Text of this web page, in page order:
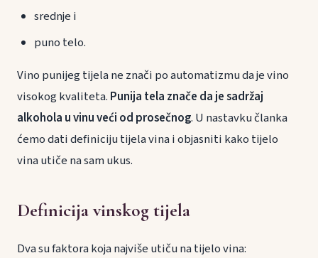
srednje i
puno telo.
Vino punijeg tijela ne znači po automatizmu da je vino
visokog kvaliteta. Punija tela znače da je sadržaj
alkohola u vinu veći od prosečnog. U nastavku članka
ćemo dati definiciju tijela vina i objasniti kako tijelo
vina utiče na sam ukus.
Definicija vinskog tijela
Dva su faktora koja najviše utiču na tijelo vina: